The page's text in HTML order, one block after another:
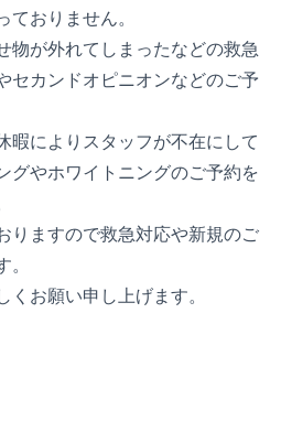
ておりません。
物が外れてしまったなどの救急
セカンドオピニオンなどのご予
暇によりスタッフが不在にして
グやホワイトニングのご予約を
りますので救急対応や新規のご
。
くお願い申し上げます。